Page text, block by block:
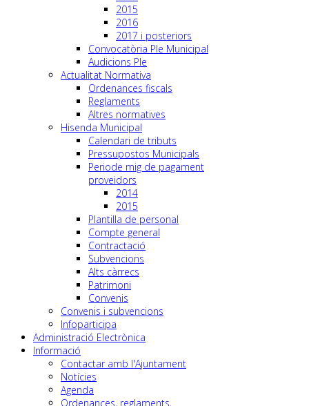
2015
2016
2017 i posteriors
Convocatòria Ple Municipal
Audicions Ple
Actualitat Normativa
Ordenances fiscals
Reglaments
Altres normatives
Hisenda Municipal
Calendari de tributs
Pressupostos Municipals
Periode mig de pagament
proveidors
2014
2015
Plantilla de personal
Compte general
Contractació
Subvencions
Alts càrrecs
Patrimoni
Convenis
Convenis i subvencions
Infoparticipa
Administració Electrònica
Informació
Contactar amb l'Ajuntament
Notícies
Agenda
Ordenances, reglaments,